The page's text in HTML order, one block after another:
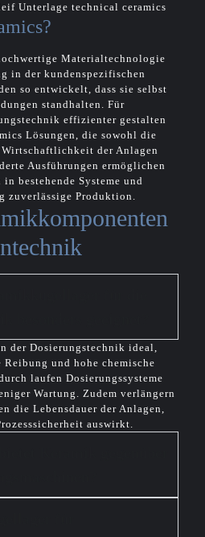
Materialtechnologie
in der kundenspezifischen
so entwickelt, dass sie selbst
standhalten. Für
effizienter gestalten
Lösungen, die sowohl die
Wirtschaftlichkeit der Anlagen
Ausführungen ermöglichen
bestehende Systeme und
zuverlässige Produktion.
der Dosierungstechnik ideal,
und hohe chemische
laufen Dosierungssysteme
Wartung. Zudem verlängern
die Lebensdauer der Anlagen,
auswirkt.